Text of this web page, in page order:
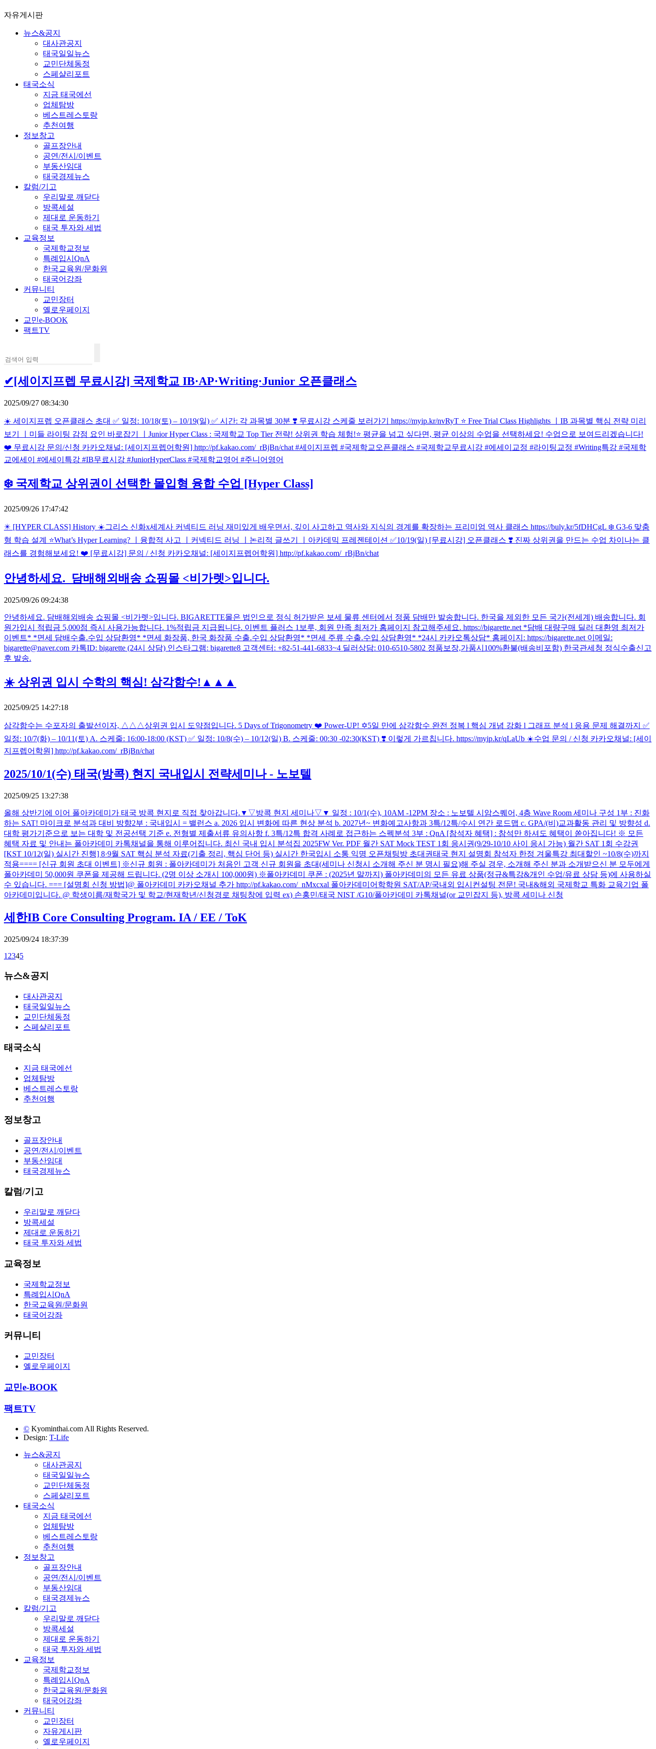
자유게시판
뉴스&공지
대사관공지
태국일일뉴스
교민단체동정
스페샬리포트
태국소식
지금 태국에선
업체탐방
베스트레스토랑
추천여행
정보창고
골프장안내
공연/전시/이벤트
부동산임대
태국경제뉴스
칼럼/기고
우리말로 깨닫다
방콕세설
제대로 운동하기
태국 투자와 세법
교육정보
국제학교정보
특례입시QnA
한국교육원/문화원
태국어강좌
커뮤니티
교민장터
옐로우페이지
교민e-BOOK
팩트TV
✔[세이지프렙 무료시강] 국제학교 IB·AP·Writing·Junior 오픈클래스
2025/09/27 08:34:30
☀️ 세이지프렙 오픈클래스 초대 ✅ 일정: 10/18(토) – 10/19(일) ✅ 시간: 각 과목별 30분 ❣️ 무료시강 스케줄 보러가기 https://myip.kr/nvRyT ⭐️ Free Trial Class Highlights ㅣIB 과목별 핵심 전략 미리
보기 ㅣ미들 라이팅 감점 요인 바로잡기 ㅣJunior Hyper Class : 국제학교 Top Tier 전략! 상위권 학습 체험!⭐️ 평균을 넘고 싶다면, 평균 이상의 수업을 선택하세요! 수업으로 보여드리겠습니다!
❤️ 무료시강 문의/신청 카카오채널: [세이지프렙어학원] http://pf.kakao.com/_rBjBn/chat #세이지프렙 #국제학교오픈클래스 #국제학교무료시강 #에세이교정 #라이팅교정 #Writing특강 #국제학
교에세이 #에세이특강 #IB무료시강 #JuniorHyperClass #국제학교영어 #주니어영어
❄️ 국제학교 상위권이 선택한 몰입형 융합 수업 [Hyper Class]
2025/09/26 17:47:42
✴️ [HYPER CLASS] History ☀️그리스 신화x세계사 커넥티드 러닝 재미있게 배우면서, 깊이 사고하고 역사와 지식의 경계를 확장하는 프리미엄 역사 클래스 https://buly.kr/5fDHCgL ❄️ G3-6 맞춤
형 학습 설계 ⭐️What’s Hyper Learning? ㅣ융합적 사고 ㅣ커넥티드 러닝 ㅣ논리적 글쓰기 ㅣ아카데믹 프레젠테이션 ✅10/19(일) [무료시강] 오픈클래스 ❣️ 진짜 상위권을 만드는 수업 차이나는 클
래스를 경험해보세요! ❤️ [무료시강] 문의 / 신청 카카오채널: [세이지프렙어학원] http://pf.kakao.com/_rBjBn/chat
안녕하세요. 담배해외배송 쇼핑몰 <비가렛>입니다.
2025/09/26 09:24:38
안녕하세요. 담배해외배송 쇼핑몰 <비가렛>입니다. BIGARETTE몰은 법인으로 정식 허가받은 보세 물류 센터에서 정품 담배만 발송합니다. 한국을 제외한 모든 국가(전세계) 배송합니다. 회
원가입시 적립금 5,000점 즉시 사용가능합니다. 1%적립금 지급됩니다. 이벤트 플러스 1보루, 회원 만족 최저가 홈페이지 참고해주세요. https://bigarette.net *담배 대량구매 딜러 대환영 최저가
이벤트* *면세 담배수출.수입 상담환영* *면세 화장품, 한국 화장품 수출.수입 상담환영* *면세 주류 수출.수입 상담환영* *24시 카카오톡상담* 홈페이지: https://bigarette.net 이메일:
bigarette@naver.com 카톡ID: bigarette (24시 상담) 인스타그램: bigarette8 고객센터: +82-51-441-6833~4 딜러상담: 010-6510-5802 정품보장,가품시100%환불(배송비포함) 한국관세청 정식수출신고
후 발송.
☀️ 상위권 입시 수학의 핵심! 삼각함수!▲▲▲
2025/09/25 14:27:18
삼각함수는 수포자의 출발선이자, △△△상위권 입시 도약점입니다. 5 Days of Trigonometry ❤️ Power-UP! ✡️5일 만에 삼각함수 완전 정복 l 핵심 개념 강화 l 그래프 분석 l 응용 문제 해결까지 ✅
일정: 10/7(화) – 10/11(토) A. 스케줄: 16:00-18:00 (KST) ✅ 일정: 10/8(수) – 10/12(일) B. 스케줄: 00:30 -02:30(KST) ❣️ 이렇게 가르칩니다. https://myip.kr/qLaUb ☀️수업 문의 / 신청 카카오채널: [세이
지프렙어학원] http://pf.kakao.com/_rBjBn/chat
2025/10/1(수) 태국(방콕) 현지 국내입시 전략세미나 - 노보텔
2025/09/25 13:27:38
올해 상반기에 이어 폴아카데미가 태국 방콕 현지로 직접 찾아갑니다. ​ ▼▽방콕 현지 세미나▽▼ 일정 : 10/1(수), 10AM -12PM 장소 : 노보텔 시암스퀘어, 4층 Wave Room 세미나 구성 1부 : 진화
하는 SAT! 마이크로 분석과 대비 방향 ​ 2부 : 국내입시 = 밸런스 a. 2026 입시 변화에 따른 현상 분석 b. 2027년~ 변화예고사항과 3특/12특/수시 연간 로드맵 c. GPA/(비)교과활동 관리 및 방향성 d.
대학 평가기준으로 보는 대학 및 전공선택 기준 e. 전형별 제출서류 유의사항 f. 3특/12특 합격 사례로 접근하는 스펙분석 3부 : QnA [참석자 혜택] : 참석만 하셔도 혜택이 쏟아집니다! ※ 모든
혜택 자료 및 안내는 폴아카데미 카톡채널을 통해 이루어집니다. 최신 국내 입시 분석집 2025FW Ver. PDF 월간 SAT Mock TEST 1회 응시권(9/29-10/10 사이 응시 가능) 월간 SAT 1회 수강권
[KST 10/12(일) 실시간 진행] 8·9월 SAT 핵심 분석 자료(기출 정리, 핵심 단어 등) 실시간 한국입시 소통 익명 오픈채팅방 초대권 ​ 태국 현지 설명회 참석자 한정 겨울특강 최대할인 ~10/8(수)까지
적용 ​==== [신규 회원 초대 이벤트] ※신규 회원 : 폴아카데미가 처음인 고객 신규 회원을 초대(세미나 신청시 소개해 주신 분 명시 필요)해 주실 경우, 소개해 주신 분과 소개받으신 분 모두에게
폴아카데미 50,000원 쿠폰을 제공해 드립니다. (2명 이상 소개시 100,000원) ※폴아카데미 쿠폰 : (2025년 말까지) 폴아카데미의 모든 유료 상품(정규&특강&개인 수업/유료 상담 등)에 사용하실
수 있습니다. === [설명회 신청 방법] ​ @ 폴아카데미 카카오채널 추가 http://pf.kakao.com/_nMxcxal 폴아카데미어학학원 SAT/AP/국내외 입시컨설팅 전문! 국내&해외 국제학교 특화 교육기업 폴
아카데미입니다. @ 학생이름/재학국가 및 학교/현재학년/신청경로 채팅창에 입력 ex) 손홍민/태국 NIST /G10/폴아카데미 카톡채널(or 교민잡지 등), 방콕 세미나 신청 ​
세한IB Core Consulting Program. IA / EE / ToK
2025/09/24 18:37:39
1 2345
뉴스&공지
대사관공지
태국일일뉴스
교민단체동정
스페샬리포트
태국소식
지금 태국에선
업체탐방
베스트레스토랑
추천여행
정보창고
골프장안내
공연/전시/이벤트
부동산임대
태국경제뉴스
칼럼/기고
우리말로 깨닫다
방콕세설
제대로 운동하기
태국 투자와 세법
교육정보
국제학교정보
특례입시QnA
한국교육원/문화원
태국어강좌
커뮤니티
교민장터
옐로우페이지
교민e-BOOK
팩트TV
© Kyominthai.com All Rights Reserved.
Design: T-Life
뉴스&공지
대사관공지
태국일일뉴스
교민단체동정
스페샬리포트
태국소식
지금 태국에선
업체탐방
베스트레스토랑
추천여행
정보창고
골프장안내
공연/전시/이벤트
부동산임대
태국경제뉴스
칼럼/기고
우리말로 깨닫다
방콕세설
제대로 운동하기
태국 투자와 세법
교육정보
국제학교정보
특례입시QnA
한국교육원/문화원
태국어강좌
커뮤니티
교민장터
자유게시판
옐로우페이지